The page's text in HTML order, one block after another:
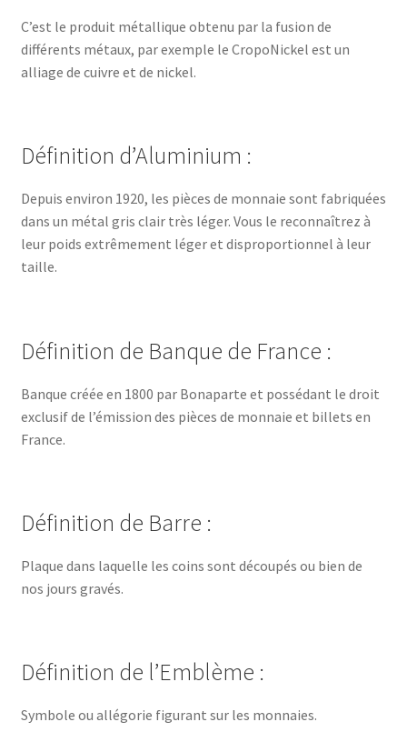
C’est le produit métallique obtenu par la fusion de
différents métaux, par exemple le CropoNickel est un
alliage de cuivre et de nickel.
Définition d’Aluminium :
Depuis environ 1920, les pièces de monnaie sont fabriquées
dans un métal gris clair très léger. Vous le reconnaîtrez à
leur poids extrêmement léger et disproportionnel à leur
taille.
Définition de Banque de France :
Banque créée en 1800 par Bonaparte et possédant le droit
exclusif de l’émission des pièces de monnaie et billets en
France.
Définition de Barre :
Plaque dans laquelle les coins sont découpés ou bien de
nos jours gravés.
Définition de l’Emblème :
Symbole ou allégorie figurant sur les monnaies.